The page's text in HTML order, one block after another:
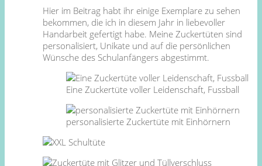
Hier im Beitrag habt ihr einige Exemplare zu sehen
bekommen, die ich in diesem Jahr in liebevoller
Handarbeit gefertigt habe. Meine Zuckertüten sind
personalisiert, Unikate und auf die persönlichen
Wünsche des Schulanfängers abgestimmt.
Eine Zuckertüte voller Leidenschaft, Fussball
personalisierte Zuckertüte mit Einhörnern